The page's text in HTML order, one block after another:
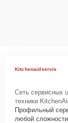
Для запуска
оперативно
запишут на
доставки или
Kitchenaidservis
Сеть сервисных
техники
Профильный
любой сложности